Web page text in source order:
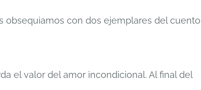
obsequiamos con dos ejemplares del
el valor del amor incondicional. Al final del